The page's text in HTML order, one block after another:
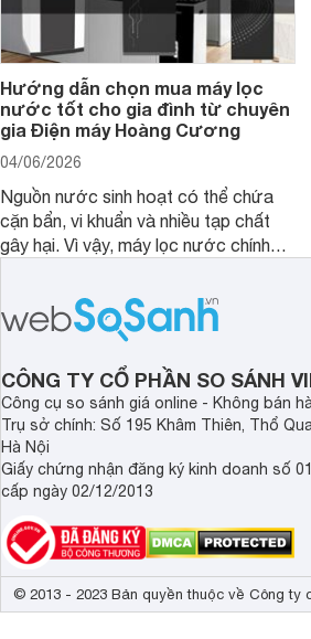
Hướng dẫn chọn mua máy lọc
nước tốt cho gia đình từ chuyên
gia Điện máy Hoàng Cương
04/06/2026
Nguồn nước sinh hoạt có thể chứa
cặn bẩn, vi khuẩn và nhiều tạp chất
gây hại. Vì vậy, máy lọc nước chính
sức khỏe và đảm bảo nguồn nước
sạch cho cả gia đình.
CÔNG TY CỔ PHẦN SO SÁNH
Công cụ so sánh giá online - Không bán
Trụ sở chính: Số 195 Khâm Thiên, Thổ
Hà Nội
Giấy chứng nhận đăng ký kinh doanh số
cấp ngày 02/12/2013
© 2013 - 2023 Bản quyền thuộc về Công ty